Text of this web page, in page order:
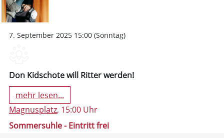
7. September 2025 15:00 (Sonntag)
Don Kidschote will Ritter werden!
mehr lesen...
Magnusplatz, 15:00 Uhr
Sommersuhle - Eintritt frei